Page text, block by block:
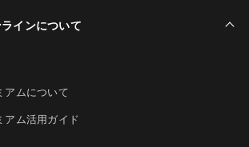
インについて
アムについて
アム活用ガイド